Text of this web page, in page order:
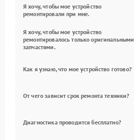
Я хочу, чтобы мое устройство
ремонтировали при мне.
Я хочу, чтобы мое устройство
ремонтировалось только оригинальными
запчастями.
Как я узнаю, что мое устройство готово?
От чего зависит срок ремонта техники?
Диагностика проводится бесплатно?